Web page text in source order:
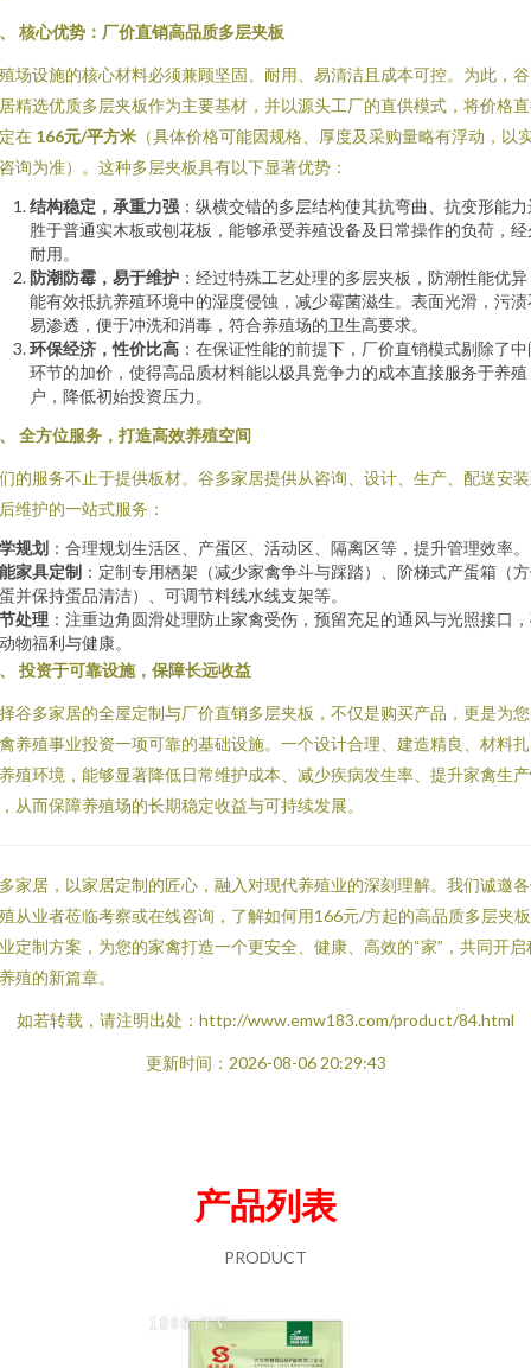
核心优势：厂价直销高品质多层夹板
场设施的核心材料必须兼顾坚固、耐用、易清洁且成本可控。为此，
精选优质多层夹板作为主要基材，并以源头工厂的直供模式，将价格
在 166元/平方米 （具体价格可能因规格、厚度及采购量略有浮动，以
询为准）。这种多层夹板具有以下显著优势：
结构稳定，承重力强 ：纵横交错的多层结构使其抗弯曲、抗变形能
胜于普通实木板或刨花板，能够承受养殖设备及日常操作的负荷，经
耐用。
防潮防霉，易于维护 ：经过特殊工艺处理的多层夹板，防潮性能优
能有效抵抗养殖环境中的湿度侵蚀，减少霉菌滋生。表面光滑，污渍
易渗透，便于冲洗和消毒，符合养殖场的卫生高要求。
环保经济，性价比高 ：在保证性能的前提下，厂价直销模式剔除了
环节的加价，使得高品质材料能以极具竞争力的成本直接服务于养殖
户，降低初始投资压力。
全方位服务，打造高效养殖空间
的服务不止于提供板材。谷多家居提供从咨询、设计、生产、配送安
维护的一站式服务：
规划 ：合理规划生活区、产蛋区、活动区、隔离区等，提升管理效率。
家具定制 ：定制专用栖架（减少家禽争斗与踩踏）、阶梯式产蛋箱（
并保持蛋品清洁）、可调节料线水线支架等。
处理 ：注重边角圆滑处理防止家禽受伤，预留充足的通风与光照接口
物福利与健康。
投资于可靠设施，保障长远收益
谷多家居的全屋定制与厂价直销多层夹板，不仅是购买产品，更是为
养殖事业投资一项可靠的基础设施。一个设计合理、建造精良、材料
殖环境，能够显著降低日常维护成本、减少疾病发生率、提升家禽生
从而保障养殖场的长期稳定收益与可持续发展。
家居，以家居定制的匠心，融入对现代养殖业的深刻理解。我们诚邀
从业者莅临考察或在线咨询，了解如何用166元/方起的高品质多层夹
定制方案，为您的家禽打造一个更安全、健康、高效的“家”，共同开启
殖的新篇章。
如若转载，请注明出处：http://www.emw183.com/product/84.html
更新时间：2026-08-06 20:29:43
产品列表
PRODUCT